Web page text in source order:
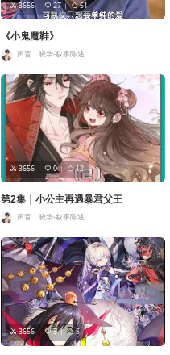
3656 27 51
《小鬼魔鞋》
声音：晓华-叙事陈述
3656 0 12
第2集 | 小公主再遇暴君父王
声音：晓华-叙事陈述
3656 3 5